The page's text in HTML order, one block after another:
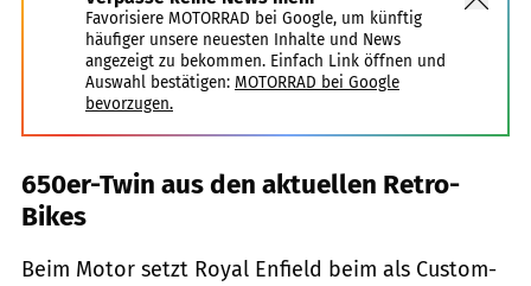
Favorisiere MOTORRAD bei Google, um künftig
häufiger unsere neuesten Inhalte und News
angezeigt zu bekommen. Einfach Link öffnen und
Auswahl bestätigen: MOTORRAD bei Google
bevorzugen.
650er-Twin aus den aktuellen Retro-
Bikes
Beim Motor setzt Royal Enfield beim als Custom-